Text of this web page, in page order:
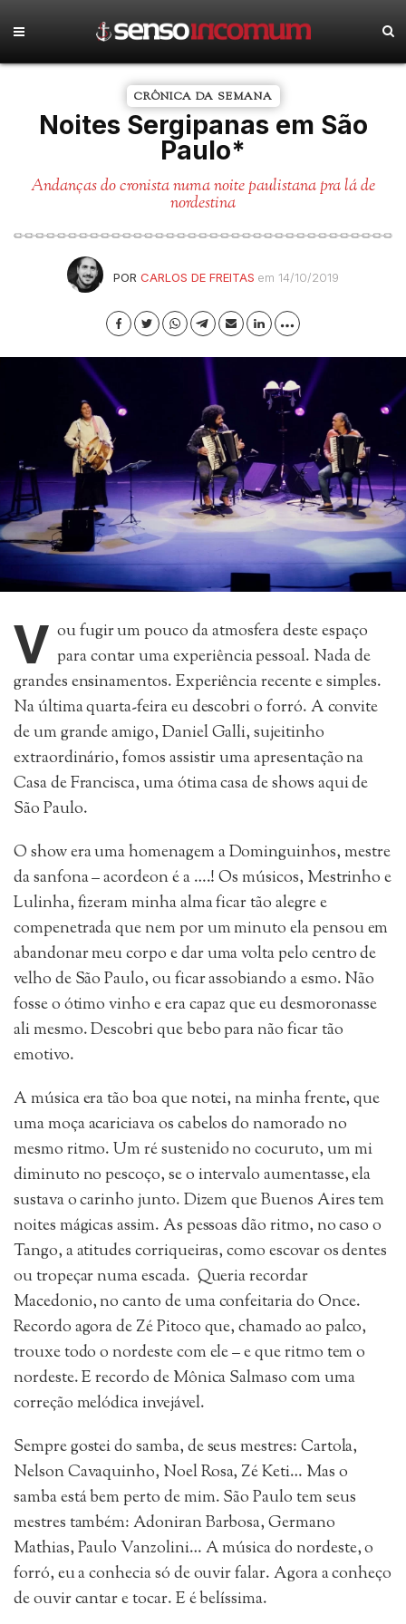
CRÔNICA DA SEMANA
Noites Sergipanas em São
Paulo*
Andanças do cronista numa noite paulistana pra lá de
nordestina
POR CARLOS DE FREITAS em 14/10/2019
V ou fugir um pouco da atmosfera deste espaço
para contar uma experiência pessoal. Nada de
grandes ensinamentos. Experiência recente e simples.
Na última quarta-feira eu descobri o forró. A convite
de um grande amigo, Daniel Galli, sujeitinho
extraordinário, fomos assistir uma apresentação na
Casa de Francisca, uma ótima casa de shows aqui de
São Paulo.
O show era uma homenagem a Dominguinhos, mestre
da sanfona – acordeon é a ….! Os músicos, Mestrinho e
Lulinha, fizeram minha alma ficar tão alegre e
compenetrada que nem por um minuto ela pensou em
abandonar meu corpo e dar uma volta pelo centro de
velho de São Paulo, ou ficar assobiando a esmo. Não
fosse o ótimo vinho e era capaz que eu desmoronasse
ali mesmo. Descobri que bebo para não ficar tão
emotivo.
A música era tão boa que notei, na minha frente, que
uma moça acariciava os cabelos do namorado no
mesmo ritmo. Um ré sustenido no cocuruto, um mi
diminuto no pescoço, se o intervalo aumentasse, ela
sustava o carinho junto. Dizem que Buenos Aires tem
noites mágicas assim. As pessoas dão ritmo, no caso o
Tango, a atitudes corriqueiras, como escovar os dentes
ou tropeçar numa escada. Queria recordar
Macedonio, no canto de uma confeitaria do Once.
Recordo agora de Zé Pitoco que, chamado ao palco,
trouxe todo o nordeste com ele – e que ritmo tem o
nordeste. E recordo de Mônica Salmaso com uma
correção melódica invejável.
Sempre gostei do samba, de seus mestres: Cartola,
Nelson Cavaquinho, Noel Rosa, Zé Keti… Mas o
samba está bem perto de mim. São Paulo tem seus
mestres também: Adoniran Barbosa, Germano
Mathias, Paulo Vanzolini… A música do nordeste, o
forró, eu a conhecia só de ouvir falar. Agora a conheço
de ouvir cantar e tocar. E é belíssima.